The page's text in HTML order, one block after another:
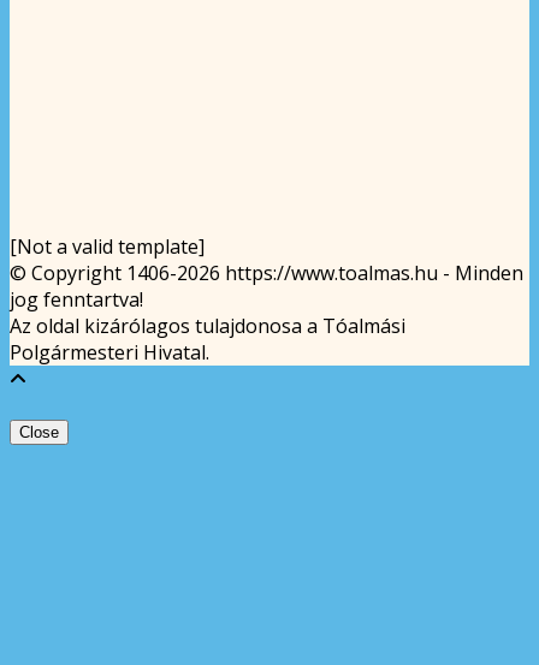
[Not a valid template]
© Copyright 1406-2026 https://www.toalmas.hu - Minden
jog fenntartva!
Az oldal kizárólagos tulajdonosa a Tóalmási
Polgármesteri Hivatal.
Close